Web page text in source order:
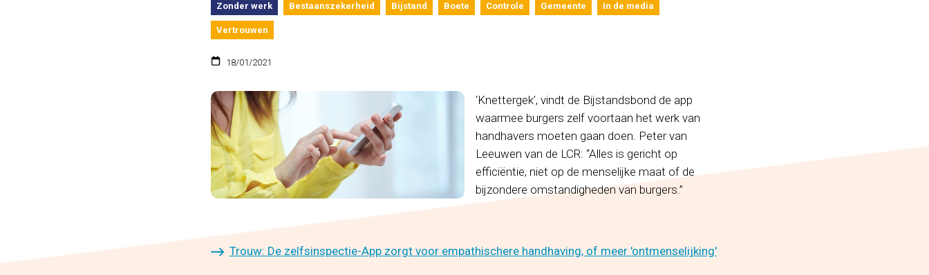
Zonder werk Bestaanszekerheid Bijstand Boete Controle Gemeente In de media
Vertrouwen
18/01/2021
‘Knettergek’, vindt de Bijstandsbond de app
waarmee burgers zelf voortaan het werk van
handhavers moeten gaan doen. Peter van
Leeuwen van de LCR: “Alles is gericht op
efficiëntie, niet op de menselijke maat of de
bijzondere omstandigheden van burgers.”
Trouw: De zelfsinspectie-App zorgt voor empathischere handhaving, of meer 'ontmenselijking'